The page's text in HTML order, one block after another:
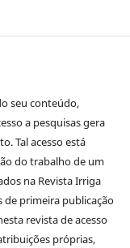
seu conteúdo,
a pesquisas gera
Tal acesso está
do trabalho de um
na Revista Irriga
de primeira publicação
revista de acesso
próprias,